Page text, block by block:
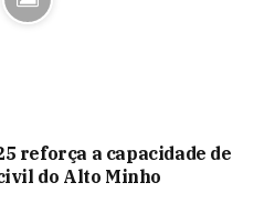
reforça a capacidade de
do Alto Minho